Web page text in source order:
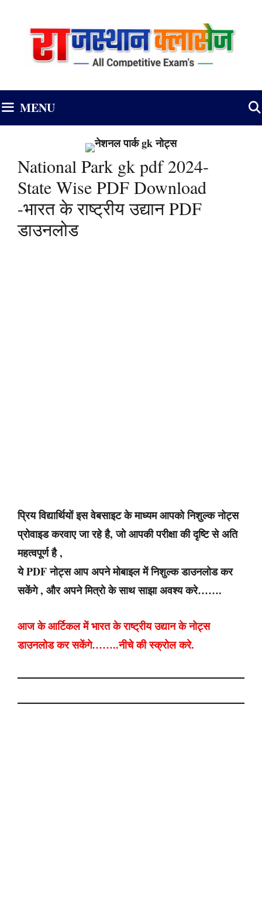
MENU
National Park gk pdf 2024-
State Wise PDF Download
-भारत के राष्ट्रीय उद्यान PDF
डाउनलोड
प्रिय विद्यार्थियों इस वेबसाइट के माध्यम आपको निशुल्क नोट्स
प्रोवाइड करवाए जा रहे है, जो आपकी परीक्षा की दृष्टि से अति
महत्वपूर्ण है ,
ये PDF नोट्स आप अपने मोबाइल में निशुल्क डाउनलोड कर
सकेंगे , और अपने मित्रो के साथ साझा अवश्य करे…….
आज के आर्टिकल में भारत के राष्ट्रीय उद्यान के नोट्स
डाउनलोड कर सकेंगे……..नीचे की स्क्रोल करे.